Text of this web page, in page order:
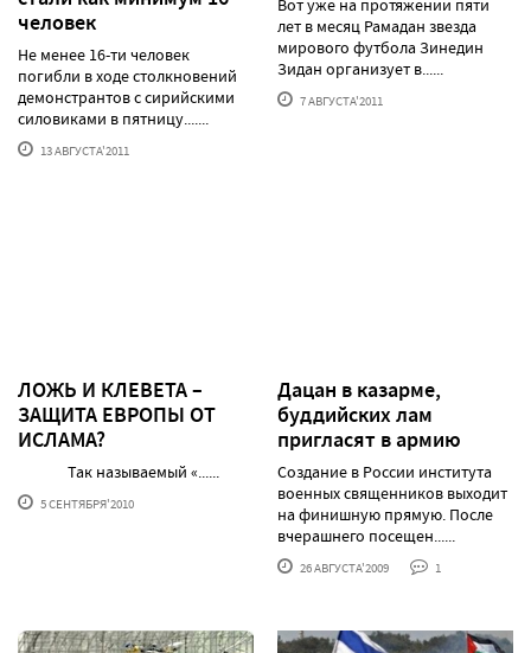
человек
Не менее 16-ти человек
погибли в ходе столкновений
демонстрантов с сирийскими
силовиками в пятницу.......
13 АВГУСТА'2011
Вот уже на протяжении пяти
лет в месяц Рамадан звезда
мирового футбола Зинедин
Зидан организует в......
7 АВГУСТА'2011
ЛОЖЬ И КЛЕВЕТА –
ЗАЩИТА ЕВРОПЫ ОТ
ИСЛАМА?
Так называемый «......
5 СЕНТЯБРЯ'2010
Дацан в казарме,
буддийских лам
пригласят в армию
Создание в России института
военных священников выходит
на финишную прямую. После
вчерашнего посещен......
26 АВГУСТА'2009 1